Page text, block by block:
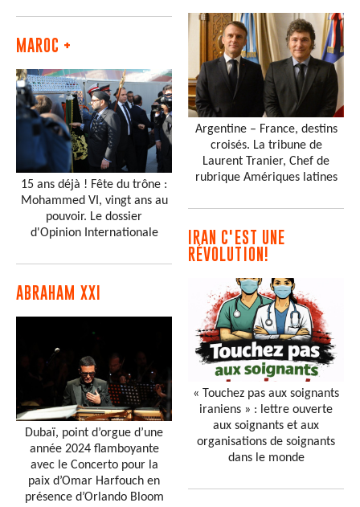
MAROC +
15 ans déjà ! Fête du trône :
Mohammed VI, vingt ans au
pouvoir. Le dossier
d'Opinion Internationale
ABRAHAM XXI
Dubaï, point d’orgue d’une
année 2024 flamboyante
avec le Concerto pour la
paix d’Omar Harfouch en
présence d’Orlando Bloom
Argentine – France, destins
croisés. La tribune de
Laurent Tranier, Chef de
rubrique Amériques latines
IRAN C'EST UNE
RÉVOLUTION!
« Touchez pas aux soignants
iraniens » : lettre ouverte
aux soignants et aux
organisations de soignants
dans le monde